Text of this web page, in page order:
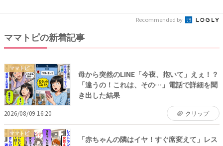
Recommended by
ママトピの新着記事
ママトピ
母から突然のLINE「今夜、抱いて」えぇ！？
「違うの！これは、その…」電話で詳細を聞
き出した結果
2026/08/09 16:20 クリップ
ママトピ
「赤ちゃんの隣はイヤ！すぐ席変えて」レス